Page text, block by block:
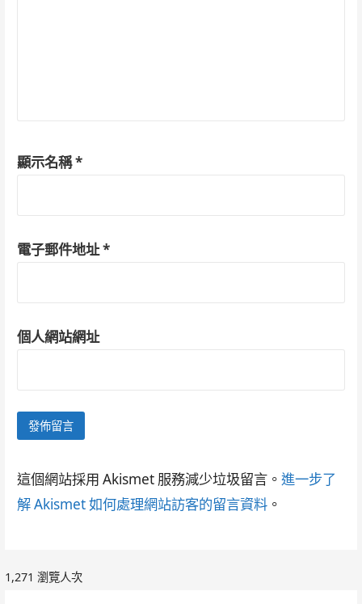
顯示名稱*
電子郵件地址*
個人網站網址
這個網站採用 Akismet 服務減少垃圾留言。 進一步了
解 Akismet 如何處理網站訪客的留言資料。
1,271 瀏覽人次